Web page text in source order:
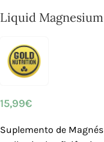
Liquid Magnesium
15,99€
Suplemento de